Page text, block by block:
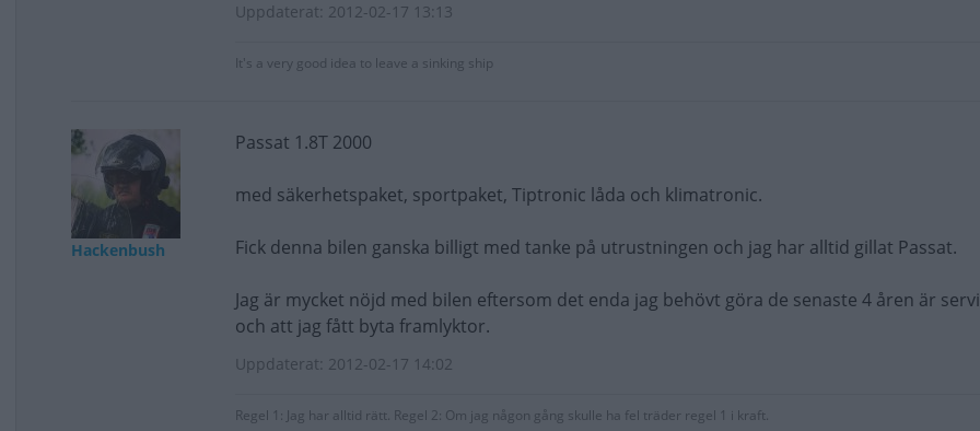
Uppdaterat: 2012-02-17 13:13
It's a very good idea to leave a sinking ship
Hackenbush
Passat 1.8T 2000
med säkerhetspaket, sportpaket, Tiptronic låda och klimatronic.
Fick denna bilen ganska billigt med tanke på utrustningen och jag har alltid gillat Passat.
Jag är mycket nöjd med bilen eftersom det enda jag behövt göra de senaste 4 åren är
och att jag fått byta framlyktor.
Uppdaterat: 2012-02-17 14:02
Regel 1: Jag har alltid rätt. Regel 2: Om jag någon gång skulle ha fel träder regel 1 i kraft.